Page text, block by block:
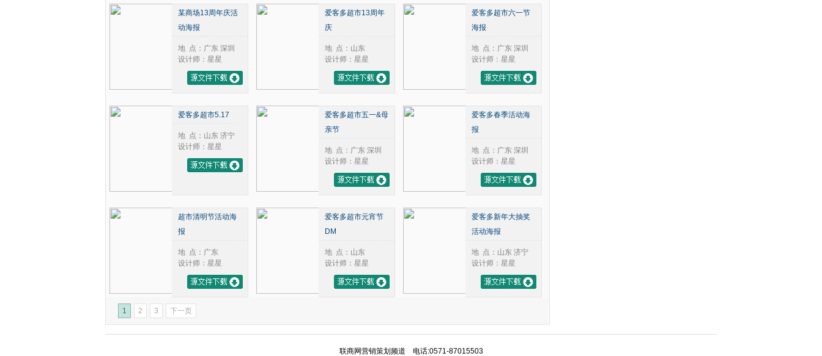
某商场13周年庆活
动海报
地 点：广东 深圳
设计师：星星
爱客多超市13周年
庆
地 点：山东
设计师：星星
爱客多超市六一节
海报
地 点：广东 深圳
设计师：星星
爱客多超市5.17
地 点：山东 济宁
设计师：星星
爱客多超市五一&母
亲节
地 点：广东 深圳
设计师：星星
爱客多春季活动海
报
地 点：广东 深圳
设计师：星星
超市清明节活动海
报
地 点：广东
设计师：星星
爱客多超市元宵节
DM
地 点：山东
设计师：星星
爱客多新年大抽奖
活动海报
地 点：山东 济宁
设计师：星星
1 2 3 下一页
联商网营销策划频道 电话:0571-87015503